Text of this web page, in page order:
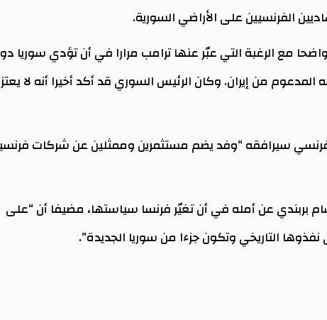
الفرنسيين على الأراضي السورية.
مع الرغبة التي عبّر عنها ترامب مرارا في أن تؤدي سوريا
من إيران. وكان الرئيس السوري قد أكد أخيرا أنه لا
سيرافقه “وفد يضم مستثمرين وممثلين عن شركات
بربندي عن أمله في أن تغيّر فرنسا سياستها، مضيفا أن “على
التاريخي وتكون جزءا من سوريا الجديدة”.